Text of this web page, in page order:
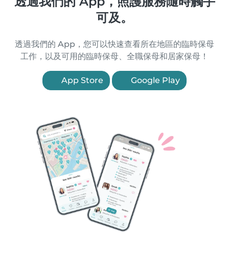
可及。
透過我們的 App，您可以快速查看所在地區的臨時保母
工作，以及可用的臨時保母、全職保母和居家保母！
App Store Google Play